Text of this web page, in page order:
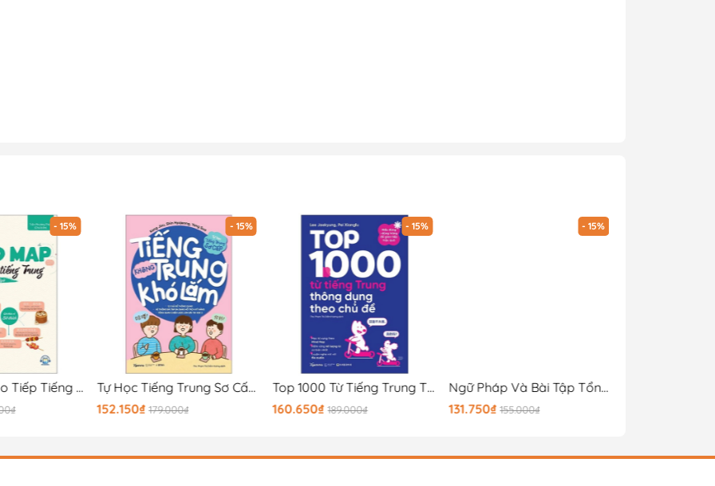
mẫu câu giao tiếp thông dụng
đề thông dụng kèm theo các cấu trúc câu kèm ví
như: chào hỏi, gia đình, hoạt động hằng ngày,
thật bổ ích cùng những trải nghiệm thật tuyệt vời,
của bạn!
- 15%
Mind Map Giao Tiếp Tiếng Trung Theo Giáo Trình Hán Ngữ
- 15%
Tự Học Tiếng Trung Sơ Cấp - Tiếng Trung Không Khó Lắm
152.150₫ 179.000₫
- 15%
Top 1000 Từ Tiếng Trung Thông Dụng Theo Chủ Đề
160.650₫ 189.000₫
- 15%
Ngữ Pháp Và Bài Tập Tổng Hợp HSK3 + HSKKk Sơ Cấp
131.750₫ 155.000₫